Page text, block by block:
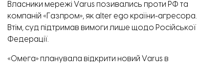
Власники мережі Varus позивались проти РФ та
компаній «Газпром», як alter ego країни-агресора.
Втім, суд підтримав вимоги лише щодо Російської
Федерації.
«Омега» планувала відкрити новий Varus в